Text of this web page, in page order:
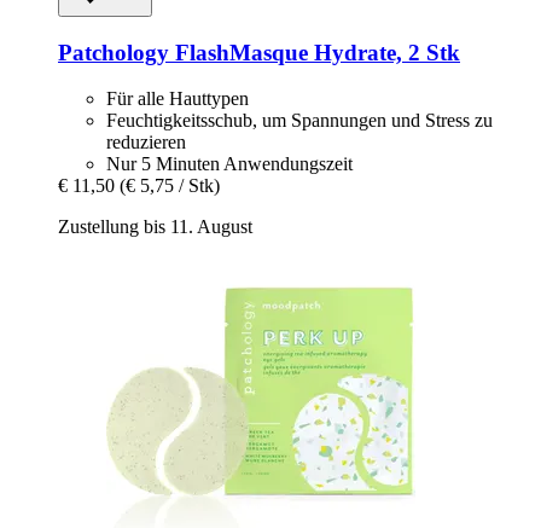
Patchology FlashMasque Hydrate, 2 Stk
Für alle Hauttypen
Feuchtigkeitsschub, um Spannungen und Stress zu
reduzieren
Nur 5 Minuten Anwendungszeit
€ 11,50 (€ 5,75 / Stk)
Zustellung bis 11. August